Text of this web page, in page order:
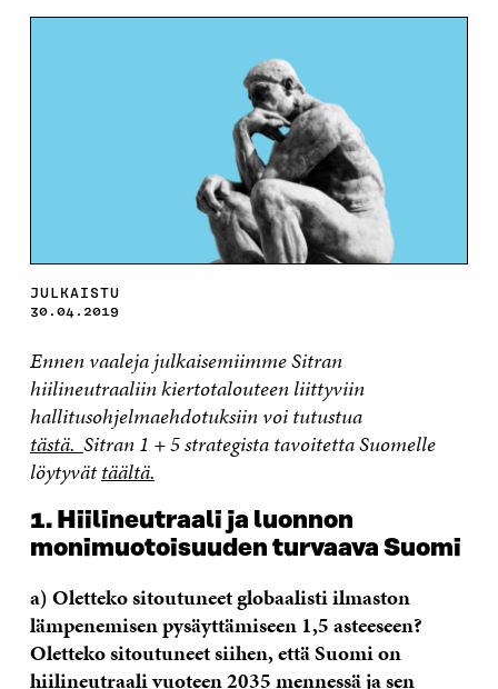
JULKAISTU
30.04.2019
Ennen vaaleja julkaisemiimme Sitran
hiilineutraaliin kiertotalouteen liittyviin
hallitusohjelmaehdotuksiin voi tutustua
tästä. Sitran 1 + 5 strategista tavoitetta Suomelle
löytyvättäältä.
1. Hiilineutraali ja luonnon
monimuotoisuuden turvaava Suomi
a) Oletteko sitoutuneet globaalisti ilmaston
lämpenemisen pysäyttämiseen 1,5 asteeseen?
Oletteko sitoutuneet siihen, että Suomi on
hiilineutraali vuoteen 2035 mennessä ja sen